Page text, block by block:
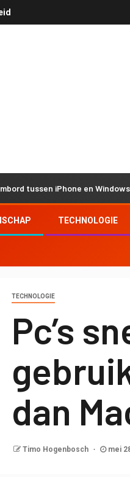
iPhone en Windows door
TECHNOLOGIE
TECHNOLOGIE
Pc’s
dan
Timo Hogenbosch mei